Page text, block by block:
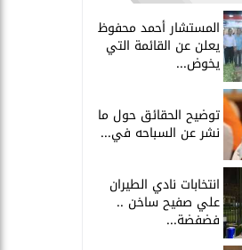
المستشار أحمد محفوظ
يعلن عن القائمة التي
يخوض...
توضيح الحقائق حول ما
نشر عن السباحه في...
انتخابات نادي الطيران
علي صفيح ساخن ..
فضفضة...